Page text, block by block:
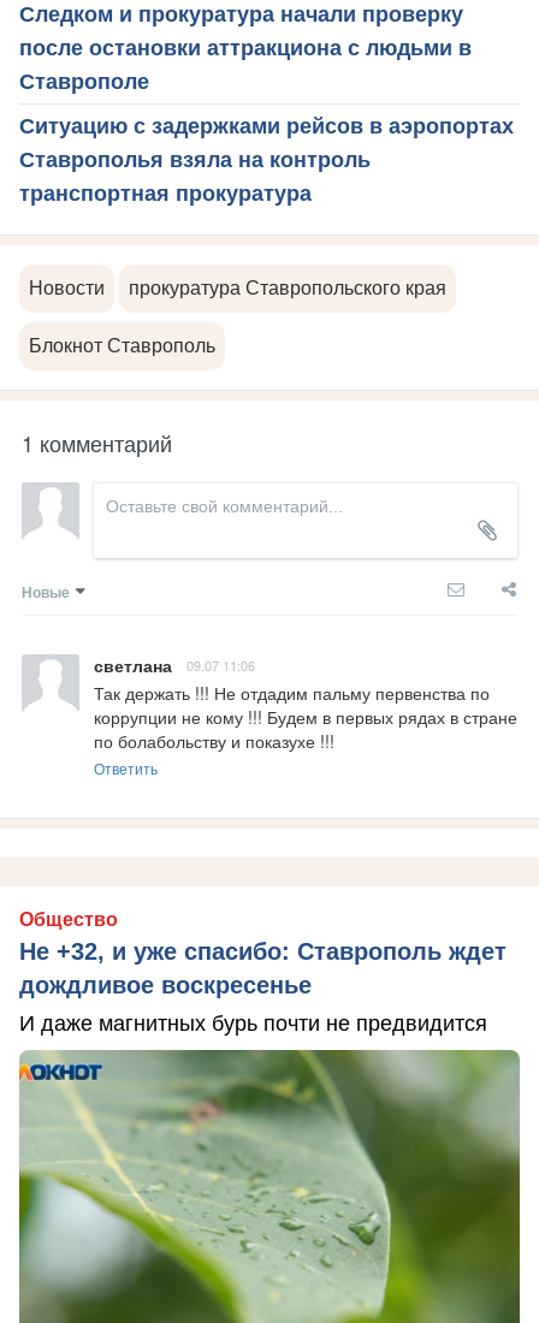
Следком и прокуратура начали проверку
после остановки аттракциона с людьми в
Ставрополе
Ситуацию с задержками рейсов в аэропортах
Ставрополья взяла на контроль
транспортная прокуратура
Новости прокуратура Ставропольского края
Блокнот Ставрополь
1 комментарий
Новые
светлана 09.07 11:06
Так держать !!! Не отдадим пальму первенства по
коррупции не кому !!! Будем в первых рядах в стране
по болабольству и показухе !!!
Ответить
Общество
Не +32, и уже спасибо: Ставрополь ждет
дождливое воскресенье
И даже магнитных бурь почти не предвидится